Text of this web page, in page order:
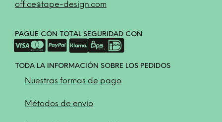
office@tape-design.com
PAGUE CON TOTAL SEGURIDAD CON
TODA LA INFORMACIÓN SOBRE LOS PEDIDOS
Nuestras formas de pago
Métodos de envío